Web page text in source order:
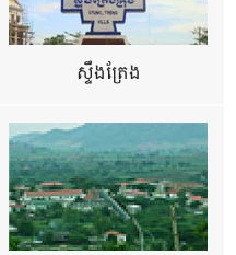
ស្ទឹងត្រែង